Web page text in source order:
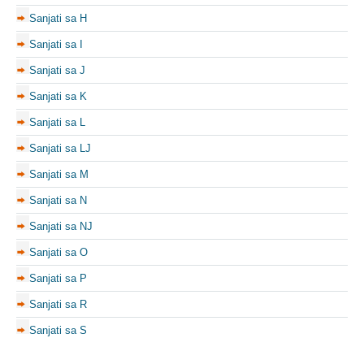
Sanjati sa H
Sanjati sa I
Sanjati sa J
Sanjati sa K
Sanjati sa L
Sanjati sa LJ
Sanjati sa M
Sanjati sa N
Sanjati sa NJ
Sanjati sa O
Sanjati sa P
Sanjati sa R
Sanjati sa S